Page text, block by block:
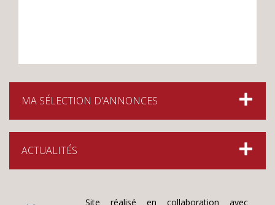
MA SÉLECTION D'ANNONCES
ACTUALITÉS
Site réalisé en collaboration avec